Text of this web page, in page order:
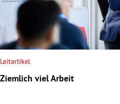
Leitartikel
Ziemlich viel Arbeit